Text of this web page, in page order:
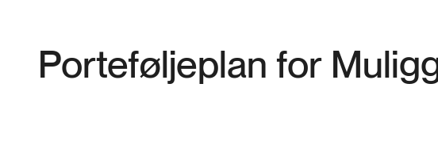
Porteføljeplan for